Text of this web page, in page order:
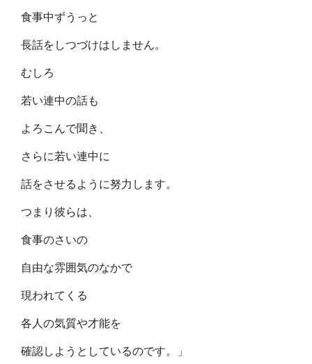
食事中ずうっと
長話をしつづけはしません。
むしろ
若い連中の話も
よろこんで聞き、
さらに若い連中に
話をさせるように努力します。
つまり彼らは、
食事のさいの
自由な雰囲気のなかで
現われてくる
各人の気質や才能を
確認しようとしているのです。」